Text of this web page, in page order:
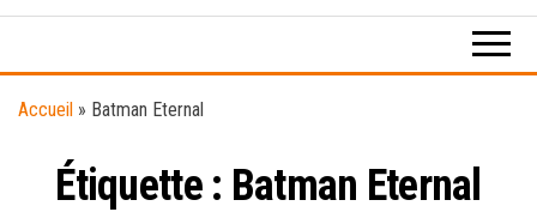
Accueil » Batman Eternal
Étiquette : Batman Eternal